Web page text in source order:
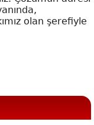
olan şerefiyle